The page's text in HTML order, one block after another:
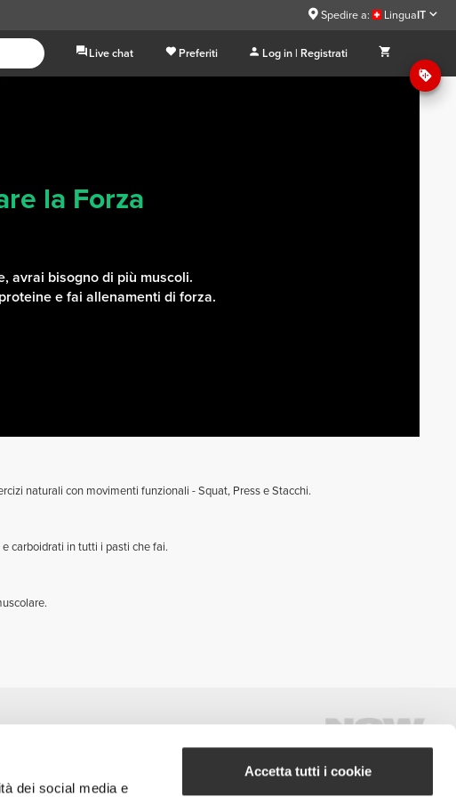
dei social media e
Accetta tutti i cookie
Spedire a: LinguaIT
Live chat Preferiti Log in | Registrati
la Forza
avrai bisogno di più muscoli.
e fai allenamenti di forza.
naturali con movimenti funzionali - Squat, Press e Stacchi.
carboidrati in tutti i pasti che fai.